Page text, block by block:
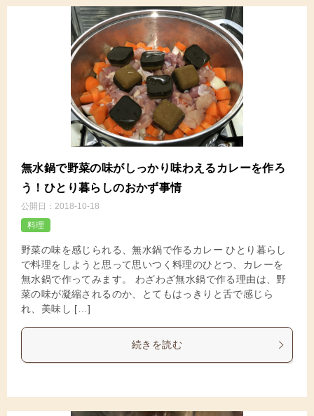
無水鍋で野菜の味がしっかり味わえるカレーを作ろ
う！ひとり暮らしのおかず事情
公開日： 2018-10-18
料理
野菜の味を感じられる、無水鍋で作るカレー ひとり暮らし
で料理をしようと思って思いつく料理のひとつ、カレーを
無水鍋で作ってみます。 わざわざ無水鍋で作る理由は、野
菜の味が凝縮されるのか、とてもはっきりと舌で感じら
れ、美味し […]
続きを読む